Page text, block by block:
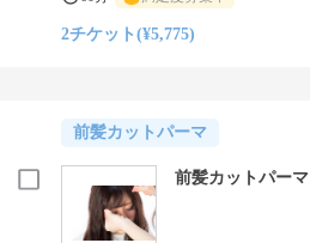
2チケット(¥5,775)
前髪カットパーマ
前髪カットパーマ